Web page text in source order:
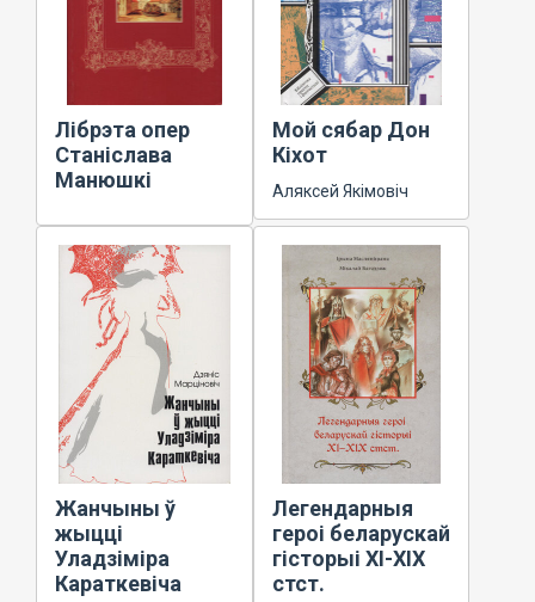
Лібрэта опер
Станіслава
Манюшкі
Мой сябар Дон
Кіхот
Аляксей Якімовіч
Жанчыны ў
жыцці
Уладзіміра
Караткевіча
Легендарныя
героі беларускай
гісторыі ХІ-ХІХ
стст.